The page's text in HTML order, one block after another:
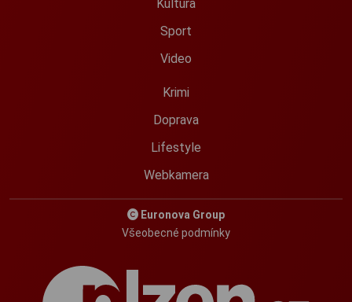
Kultura
Sport
Video
Krimi
Doprava
Lifestyle
Webkamera
Euronova Group
Všeobecné podmínky